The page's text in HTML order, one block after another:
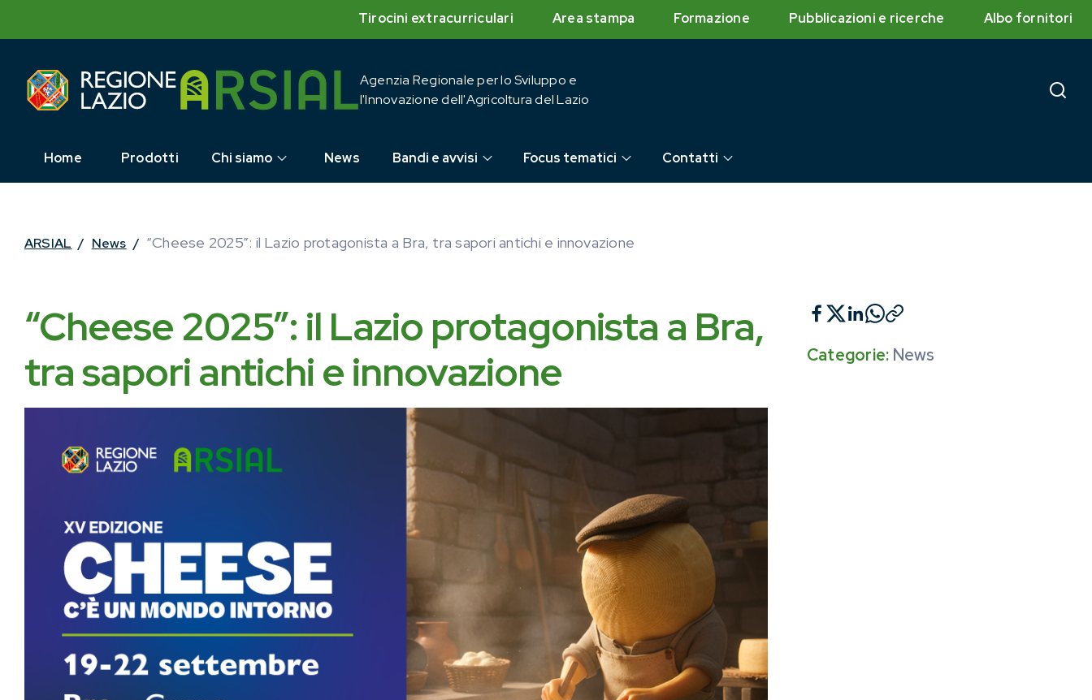
Tirocini extracurriculari Area stampa Formazione Pubblicazioni e ricerche Albo fornitori
Agenzia Regionale per lo Sviluppo e
l'Innovazione dell'Agricoltura del Lazio
Home Prodotti Chi siamo News Bandi e avvisi Focus tematici Contatti
ARSIAL / News / “Cheese 2025”: il Lazio protagonista a Bra, tra sapori antichi e innovazione
“Cheese 2025”: il Lazio protagonista a Bra,
tra sapori antichi e innovazione
Categorie: News